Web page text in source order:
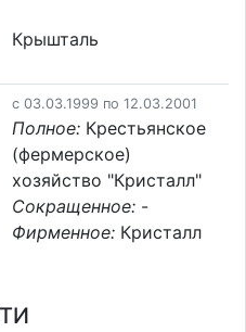
Крышталь
c 03.03.1999 по 12.03.2001
Полное: Крестьянское
(фермерское)
хозяйство "Кристалл"
Сокращенное: -
Фирменное: Кристалл